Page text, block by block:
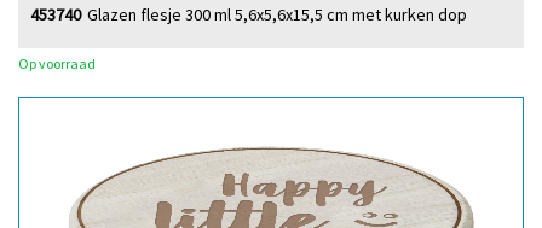
Glazen flesje 300 ml 5,6x5,6x15,5 cm met kurken dop
453740
Op voorraad